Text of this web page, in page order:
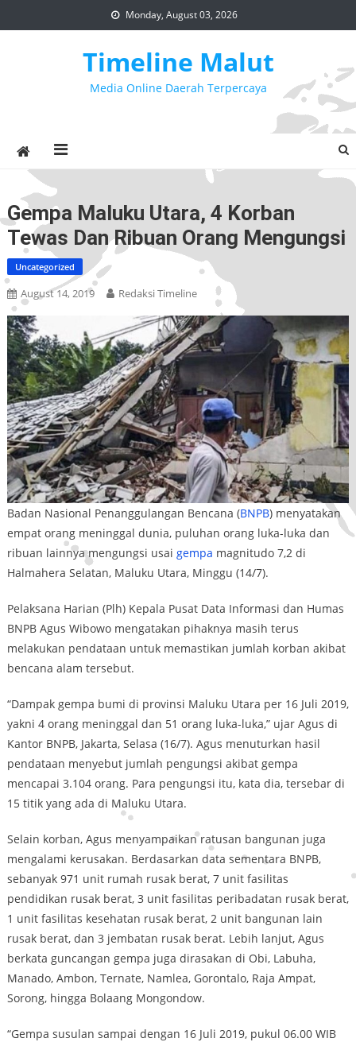
to
Monday, August 03, 2026
Timeline Malut
Media Online Daerah Terpercaya
Gempa Maluku Utara, 4 Korban
Tewas Dan Ribuan Orang Mengungsi
Uncategorized
August 14, 2019 Redaksi Timeline
Badan Nasional Penanggulangan Bencana (BNPB) menyatakan
empat orang meninggal dunia, puluhan orang luka-luka dan
ribuan lainnya mengungsi usai gempa magnitudo 7,2 di
Halmahera Selatan, Maluku Utara, Minggu (14/7).
Pelaksana Harian (Plh) Kepala Pusat Data Informasi dan Humas
BNPB Agus Wibowo mengatakan pihaknya masih terus
melakukan pendataan untuk memastikan jumlah korban akibat
bencana alam tersebut.
“Dampak gempa bumi di provinsi Maluku Utara per 16 Juli 2019,
yakni 4 orang meninggal dan 51 orang luka-luka,” ujar Agus di
Kantor BNPB, Jakarta, Selasa (16/7). Agus menuturkan hasil
pendataan menyebut jumlah pengungsi akibat gempa
mencapai 3.104 orang. Para pengungsi itu, kata dia, tersebar di
15 titik yang ada di Maluku Utara.
Selain korban, Agus menyampaikan ratusan bangunan juga
mengalami kerusakan. Berdasarkan data sementara BNPB,
sebanyak 971 unit rumah rusak berat, 7 unit fasilitas
pendidikan rusak berat, 3 unit fasilitas peribadatan rusak berat,
1 unit fasilitas kesehatan rusak berat, 2 unit bangunan lain
rusak berat, dan 3 jembatan rusak berat. Lebih lanjut, Agus
berkata guncangan gempa juga dirasakan di Obi, Labuha,
Manado, Ambon, Ternate, Namlea, Gorontalo, Raja Ampat,
Sorong, hingga Bolaang Mongondow.
“Gempa susulan sampai dengan 16 Juli 2019, pukul 06.00 WIB